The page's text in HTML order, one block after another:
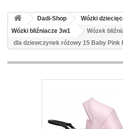
Dadi-Shop Wózki
Wózki bliźniacze 3w1
Wózek
dla dziewczynek różowy 15 Baby Pink